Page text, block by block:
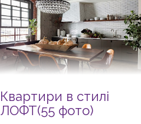
Квартири в стилі
ЛОФТ(55 фото)